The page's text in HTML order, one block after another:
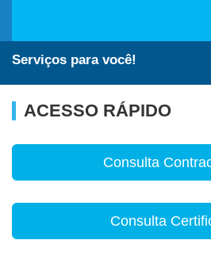
Serviços para você!
ACESSO RÁPIDO
Consulta
Consulta